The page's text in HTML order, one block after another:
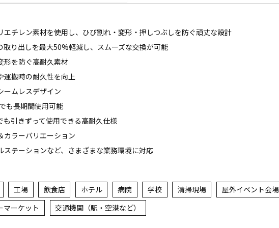
チレン素材を使用し、ひび割れ・変形・押しつぶしを防ぐ頑丈な設計
り出しを最大50%軽減し、スムーズな交換が可能
形を防ぐ高耐久素材
運搬時の耐久性を向上
ームレスデザイン
も長期間使用可能
引きずって使用できる高耐久仕様
カラーバリエーション
テーションなど、さまざまな業務環境に対応
工場 飲食店 ホテル 病院 学校 清掃現場 屋外イベント会場
マーケット 交通機関（駅・空港など）